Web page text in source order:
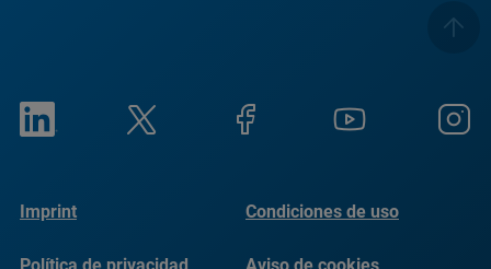
Imprint Condiciones de uso